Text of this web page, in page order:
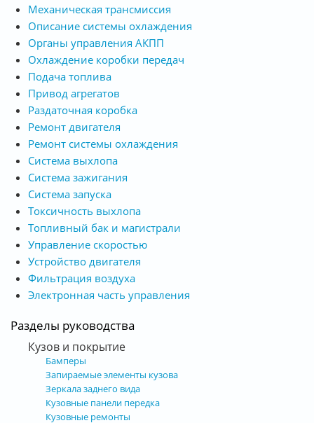
Механическая трансмиссия
Описание системы охлаждения
Органы управления АКПП
Охлаждение коробки передач
Подача топлива
Привод агрегатов
Раздаточная коробка
Ремонт двигателя
Ремонт системы охлаждения
Система выхлопа
Система зажигания
Система запуска
Токсичность выхлопа
Топливный бак и магистрали
Управление скоростью
Устройство двигателя
Фильтрация воздуха
Электронная часть управления
Разделы руководства
Кузов и покрытие
Бамперы
Запираемые элементы кузова
Зеркала заднего вида
Кузовные панели передка
Кузовные ремонты